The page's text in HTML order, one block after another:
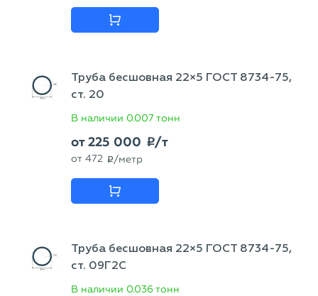
Труба бесшовная 22×5 ГОСТ 8734-75,
ст. 20
В наличии 0.007 тонн
от225 000 p/т
от 472 p /метр
Труба бесшовная 22×5 ГОСТ 8734-75,
ст. 09Г2С
В наличии 0.036 тонн